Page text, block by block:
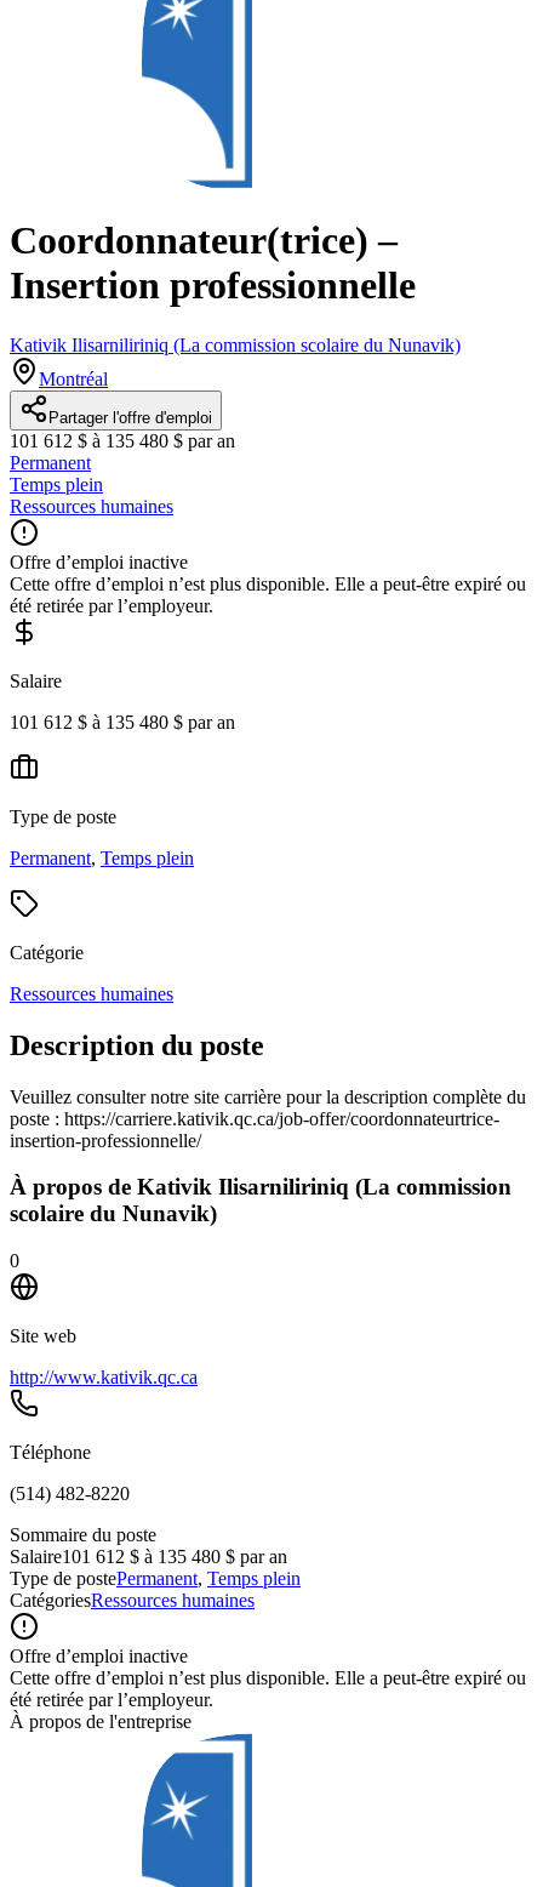
Coordonnateur(trice) –
Insertion professionnelle
Kativik Ilisarniliriniq (La commission scolaire du Nunavik)
Montréal
Partager l'offre d'emploi
101 612 $ à 135 480 $ par an
Permanent
Temps plein
Ressources humaines
Offre d’emploi inactive
Cette offre d’emploi n’est plus disponible. Elle a peut-être expiré ou
été retirée par l’employeur.
Salaire
101 612 $ à 135 480 $ par an
Type de poste
Permanent, Temps plein
Catégorie
Ressources humaines
Description du poste
Veuillez consulter notre site carrière pour la description complète du
poste : https://carriere.kativik.qc.ca/job-offer/coordonnateurtrice-
insertion-professionnelle/
À propos de Kativik Ilisarniliriniq (La commission
scolaire du Nunavik)
0
Site web
http://www.kativik.qc.ca
Téléphone
(514) 482-8220
Sommaire du poste
Salaire101 612 $ à 135 480 $ par an
Type de postePermanent, Temps plein
CatégoriesRessources humaines
Offre d’emploi inactive
Cette offre d’emploi n’est plus disponible. Elle a peut-être expiré ou
été retirée par l’employeur.
À propos de l'entreprise